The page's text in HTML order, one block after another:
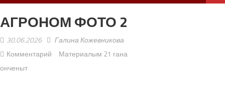
АГРОНОМ ФОТО 2
30.06.2026
Галина Кожевникова
Комментарий
Материалым 21 гана
онченыт